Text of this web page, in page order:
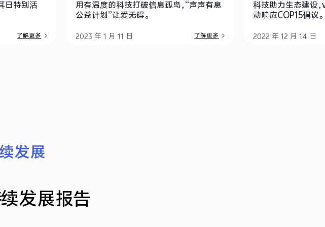
日特别活
了解更多
用有温度的科技打破信息孤岛，“声声有息
公益计划”让爱无碍。
2023 年 1 月 11 日 了解更多
科技助力生态建设
动响应COP15倡议。
2022 年 12 月 14 日
发展报告